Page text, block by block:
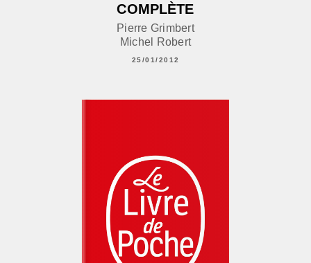
COMPLÈTE
Pierre Grimbert
Michel Robert
25/01/2012